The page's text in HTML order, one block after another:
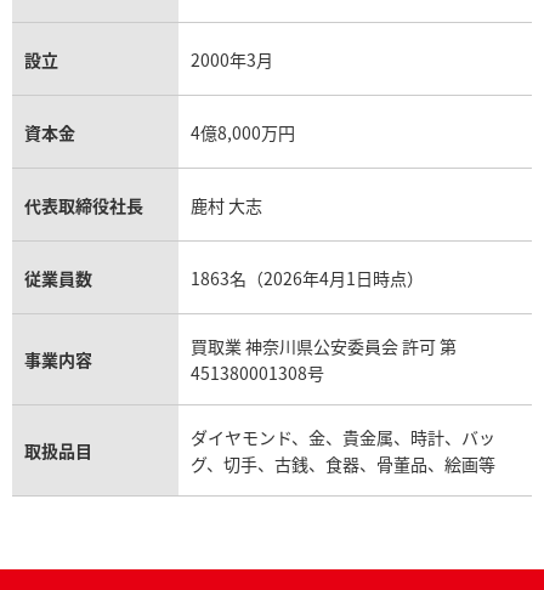
設立 2000年3月
資本金 4億8,000万円
代表取締役社長 鹿村 大志
従業員数 1863名（2026年4月1日時点）
事業内容
買取業 神奈川県公安委員会 許可 第
451380001308号
取扱品目
ダイヤモンド、金、貴金属、時計、バッ
グ、切手、古銭、食器、骨董品、絵画等